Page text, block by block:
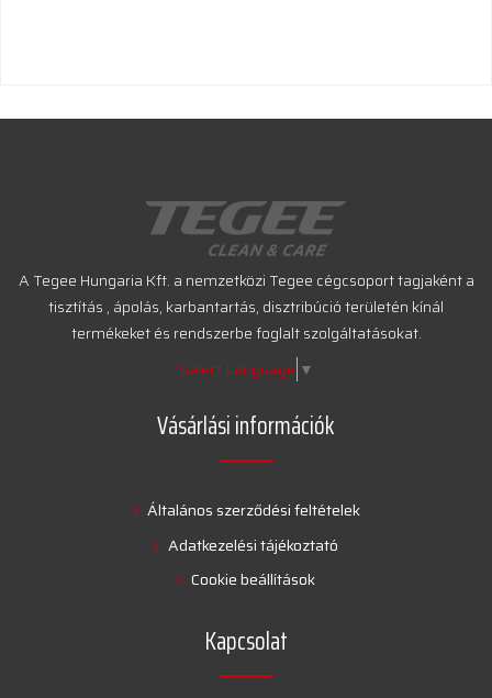
A Tegee Hungaria Kft. a nemzetközi Tegee cégcsoport tagjaként a
tisztítás , ápolás, karbantartás, disztribúció területén kínál
termékeket és rendszerbe foglalt szolgáltatásokat.
Select Language ▼
Vásárlási információk
Általános szerződési feltételek
Adatkezelési tájékoztató
Cookie beállítások
Kapcsolat